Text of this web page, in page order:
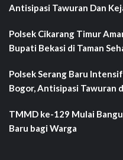
Antisipasi Tawuran Dan
Polsek Cikarang Timur
Bupati Bekasi di Taman
Polsek Serang Baru
Bogor, Antisipasi Tawuran
TMMD ke-129 Mulai
Baru bagi Warga